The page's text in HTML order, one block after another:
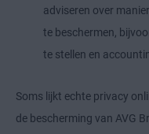
adviseren over
te beschermen,
te stellen en
Soms lijkt echte privacy
de bescherming van AVG